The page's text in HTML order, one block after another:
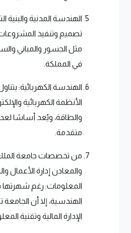
الهندسة المدنية
تصميم وتنفيذ المشروعات
مثل الجسور والمباني
في المملكة.
الهندسة الكهربائية:
الأنظمة الكهربائية
والطاقة، ويُعد أساسًا
متقدمة.
من تخصصات جامعة
والمعادن إدارة الأعمال
المعلومات: رغم
الهندسية، إلا أن
الإدارة المالية وتقنية